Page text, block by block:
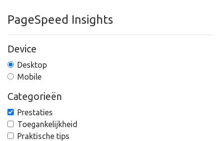
PageSpeed Insights
Device
Desktop
Mobile
Categorieën
Prestaties
Toegankelijkheid
Praktische tips